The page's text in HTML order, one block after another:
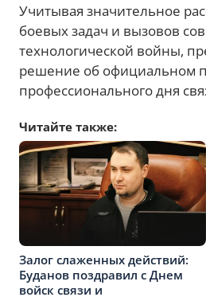
Учитывая значительное
боевых задач и вызовов
технологической войны,
решение об официальном
профессионального дня
Читайте также:
Залог слаженных действий:
Буданов поздравил с Днем
войск связи и